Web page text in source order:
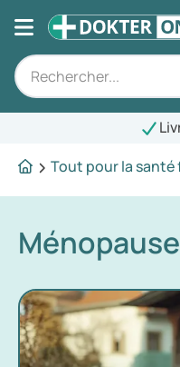
Tout pour la santé
Ménopause